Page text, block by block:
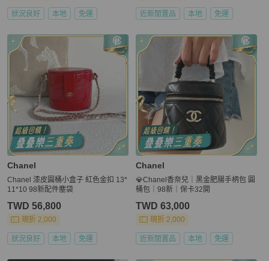
狀況良好 本地 免運 近新閒置品 本地 免運
Chanel
Chanel 漆皮圓桶小盒子 紅色金扣 13*
11*10 98新配件塵袋
TWD 56,800
現折 2,000
狀況良好 本地 免運
Chanel
💎Chanel香奈兒｜黑金肥腸手柄包 圓
桶包｜98新｜保卡32開
TWD 63,000
現折 2,000
近新閒置品 本地 免運